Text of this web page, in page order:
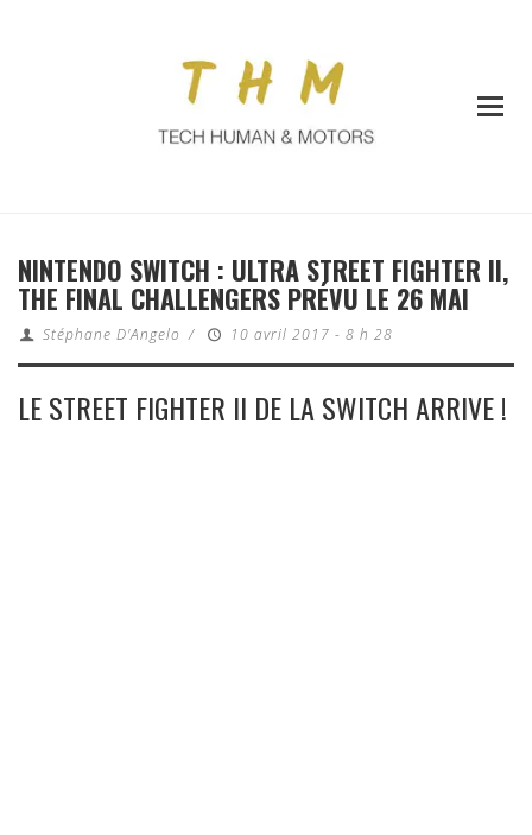
NINTENDO SWITCH : ULTRA STREET FIGHTER II,
THE FINAL CHALLENGERS PRÉVU LE 26 MAI
Stéphane D'Angelo / 10 avril 2017 - 8 h 28
LE STREET FIGHTER II DE LA SWITCH ARRIVE !